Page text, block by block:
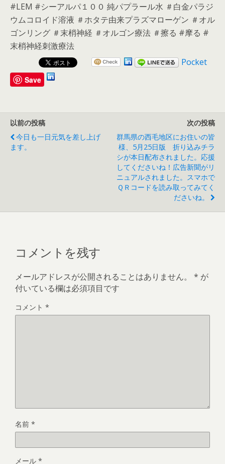
#LEM #シーアルパ１００ 純パプラール水 ＃白金パラジ
ウムコロイド溶液 ＃ホタテ由来プラズマローゲン ＃オル
ゴンリング ＃末梢神経 ＃オルゴン療法 ＃擦る #摩る #
末梢神経刺激療法
Pocket
Save
以前の投稿
今日も一日元気を差し上げ
ます。
次の投稿
群馬県の西毛地区にお住いの皆
様、5月25日版 折り込みチラ
シが本日配布されました。応援
してくださいね！広告新聞がリ
ニュアルされました。スマホで
ＱＲコードを読み取ってみてく
ださいね。
コメントを残す
メールアドレスが公開されることはありません。 * が
付いている欄は必須項目です
コメント *
名前 *
メール *